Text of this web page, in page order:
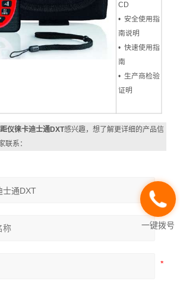
CD
• 安全使用指
南说明
• 快速使用指
南
• 生产商检验
证明
仪徕卡迪士通DXT感兴趣，想了解更详细的产品信
联系：
一键拨号